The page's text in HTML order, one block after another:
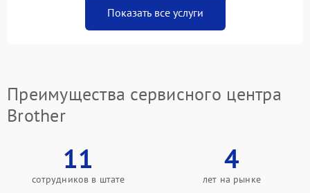
Показать все услуги
Преимущества сервисного центра
Brother
11
сотрудников в штате
4
лет на рынке